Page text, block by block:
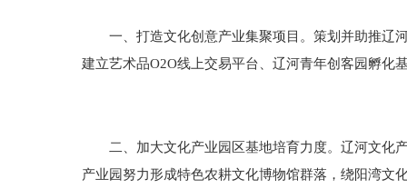
一、打造文化创意产业集聚项目。策划并助推辽河
建立艺术品O2O线上交易平台、辽河青年创客园孵化
二、加大文化产业园区基地培育力度。辽河文化产
产业园努力形成特色农耕文化博物馆群落，绕阳湾文